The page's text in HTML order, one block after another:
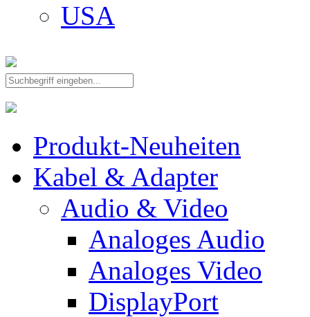
USA
Produkt-Neuheiten
Kabel & Adapter
Audio & Video
Analoges Audio
Analoges Video
DisplayPort